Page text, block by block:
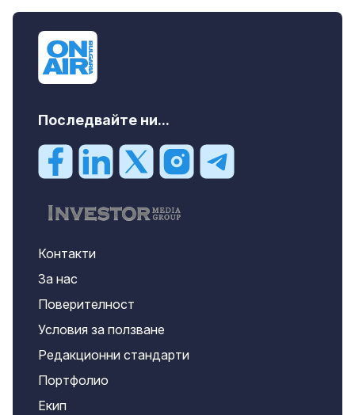
Последвайте ни...
Контакти
За нас
Поверителност
Условия за ползване
Редакционни стандарти
Портфолио
Екип